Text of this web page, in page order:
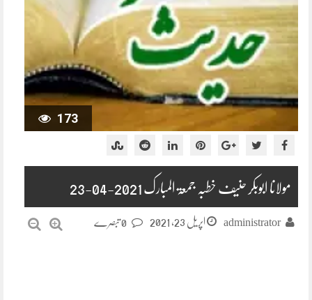
173
مولانا ابوبکر حنیف خطبہ جمعۃ المبارک 2021-04-23
administrator اپریل 23, 2021